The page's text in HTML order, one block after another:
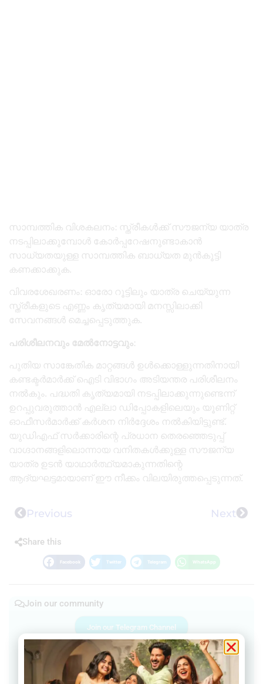
​സാമ്പത്തിക വിശകലനം: സ്ത്രീകൾക്ക് സൗജന്യ യാത്ര
നടപ്പിലാക്കുമ്പോൾ കോർപ്പറേഷനുണ്ടാകാൻ
സാധ്യതയുള്ള സാമ്പത്തിക ബാധ്യത മുൻകൂട്ടി
കണക്കാക്കുക.
​വിവരശേഖരണം: ഓരോ റൂട്ടിലും യാത്ര ചെയ്യുന്ന
സ്ത്രീകളുടെ എണ്ണം കൃത്യമായി മനസ്സിലാക്കി
സേവനങ്ങൾ മെച്ചപ്പെടുത്തുക.
പരിശീലനവും മേൽനോട്ടവും:
പുതിയ സാങ്കേതിക മാറ്റങ്ങൾ ഉൾക്കൊള്ളുന്നതിനായി
കണ്ടക്ടർമാർക്ക് ഐടി വിഭാഗം അടിയന്തര പരിശീലനം
നൽകും. പദ്ധതി കൃത്യമായി നടപ്പിലാക്കുന്നുണ്ടെന്ന്
ഉറപ്പുവരുത്താൻ എല്ലാ ഡിപ്പോകളിലെയും യൂണിറ്റ്
ഓഫീസർമാർക്ക് കർശന നിർദ്ദേശം നൽകിയിട്ടുണ്ട്.
യുഡിഎഫ് സർക്കാരിന്റെ പ്രധാന തെരഞ്ഞെടുപ്പ്
വാഗ്ദാനങ്ങളിലൊന്നായ വനിതകൾക്കുള്ള സൗജന്യ
യാത്ര ഉടൻ യാഥാർത്ഥ്യമാകുന്നതിന്റെ
ആദ്യഘട്ടമായാണ് ഈ നീക്കം വിലയിരുത്തപ്പെടുന്നത്.
Previous Next
Share this
Facebook Twitter Telegram WhatsApp
Join our community
Join our Telegram Channel
Join Facebook group
Join WhatsApp Community